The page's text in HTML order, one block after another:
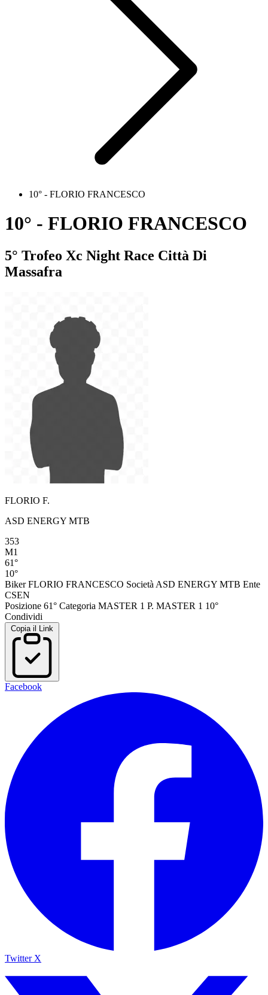
10° - FLORIO FRANCESCO
10° - FLORIO FRANCESCO
5° Trofeo Xc Night Race Città Di
Massafra
FLORIO F.
ASD ENERGY MTB
353
M1
61°
10°
Biker FLORIO FRANCESCO Società ASD ENERGY MTB Ente
CSEN
Posizione 61° Categoria MASTER 1 P. MASTER 1 10°
Condividi
Copia il Link
Facebook
Twitter X